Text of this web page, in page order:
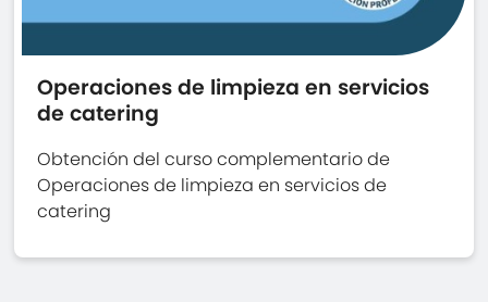
Operaciones de limpieza en servicios
de catering
Obtención del curso complementario de
Operaciones de limpieza en servicios de
catering